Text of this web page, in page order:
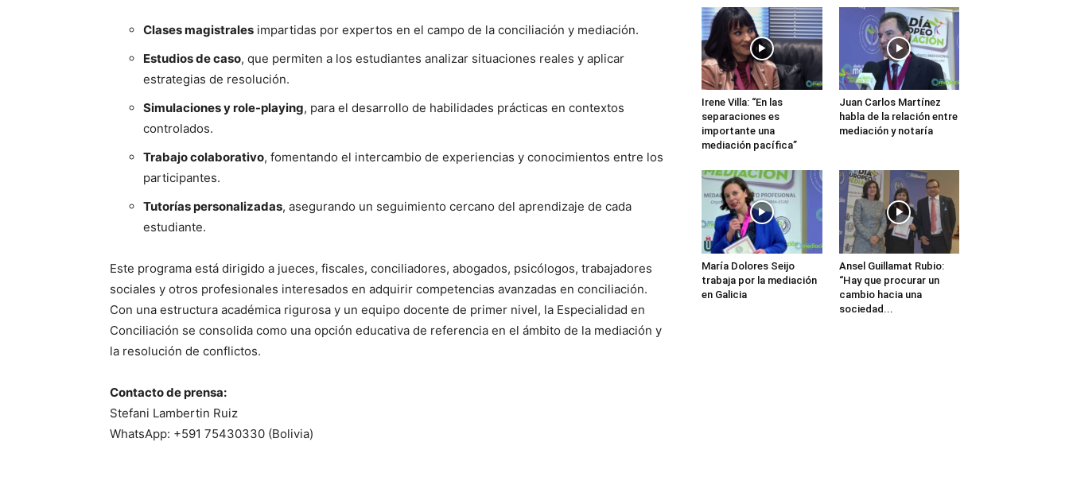
Clases magistrales impartidas por expertos en el campo de la conciliación y mediación.
Estudios de caso, que permiten a los estudiantes analizar situaciones reales y aplicar
estrategias de resolución.
Simulaciones y role-playing, para el desarrollo de habilidades prácticas en contextos
controlados.
Trabajo colaborativo, fomentando el intercambio de experiencias y conocimientos entre los
participantes.
Tutorías personalizadas, asegurando un seguimiento cercano del aprendizaje de cada
estudiante.
Este programa está dirigido a jueces, fiscales, conciliadores, abogados, psicólogos, trabajadores
sociales y otros profesionales interesados en adquirir competencias avanzadas en conciliación.
Con una estructura académica rigurosa y un equipo docente de primer nivel, la Especialidad en
Conciliación se consolida como una opción educativa de referencia en el ámbito de la mediación y
la resolución de conflictos.
Contacto de prensa:
Stefani Lambertin Ruiz
WhatsApp: +591 75430330 (Bolivia)
Irene Villa: “En las
separaciones es
importante una
mediación pacífica”
Juan Carlos Martínez
habla de la relación entre
mediación y notaría
María Dolores Seijo
trabaja por la mediación
en Galicia
Ansel Guillamat Rubio:
“Hay que procurar un
cambio hacia una
sociedad...